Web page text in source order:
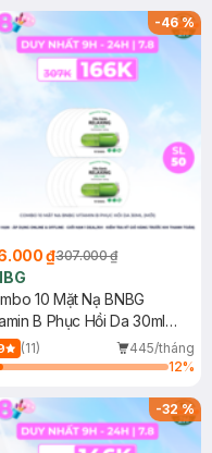
-46%
₫307.000 ₫
10 Mặt Nạ BNBG
B Phục Hồi Da 30ml
(11)
445/tháng
12%
-32%